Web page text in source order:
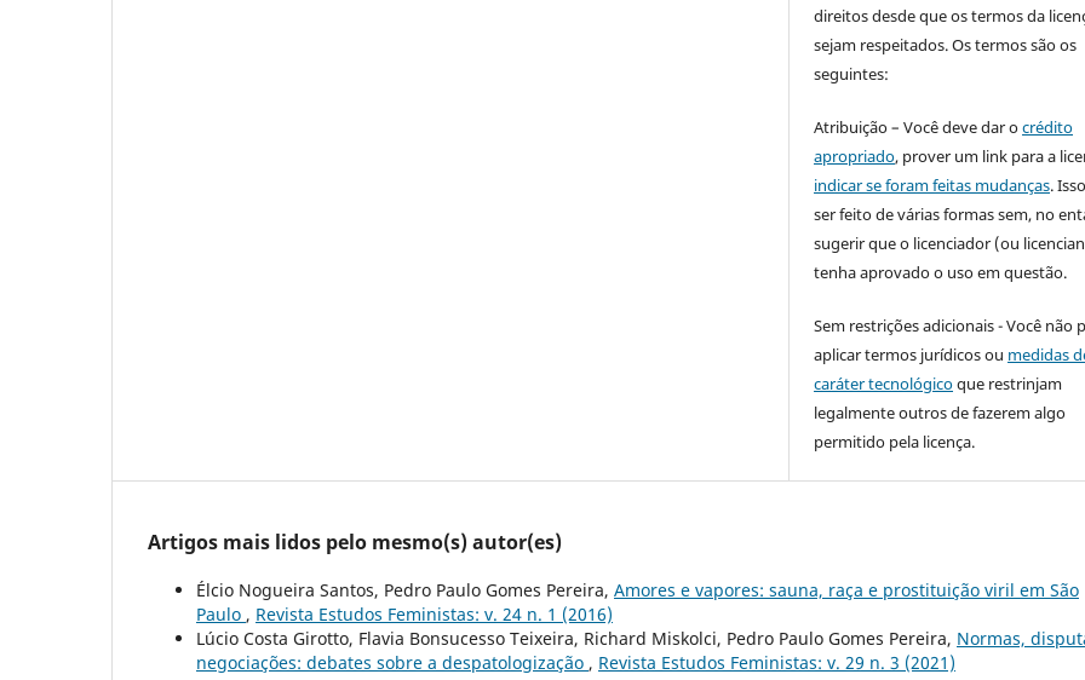
direitos desde que os termos da
sejam respeitados. Os termos são os
seguintes:
Atribuição – Você deve dar ocrédito
apropriado, prover um link para a
indicar se foram feitas mudanças.
ser feito de várias formas sem, no
sugerir que o licenciador (ou
tenha aprovado o uso em questão.
Sem restrições adicionais - Você não
aplicar termos jurídicos ou medidas
caráter tecnológicoque restrinjam
legalmente outros de fazerem algo
permitido pela licença.
Artigos mais lidos pelo mesmo(s) autor(es)
Élcio Nogueira Santos, Pedro Paulo Gomes Pereira, Amores e vapores: sauna, raça e prostituição viril em São
Paulo , Revista Estudos Feministas: v. 24 n. 1 (2016)
Lúcio Costa Girotto, Flavia Bonsucesso Teixeira, Richard Miskolci, Pedro Paulo Gomes Pereira, Normas,
negociações: debates sobre a despatologização , Revista Estudos Feministas: v. 29 n. 3 (2021)